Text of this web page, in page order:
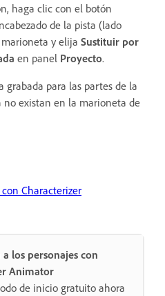
haga clic con el botón
de la pista (lado
y elija Sustituir por
en panel Proyecto.
para las partes de la
existan en la marioneta de
Characterizer
los personajes con
Animator
de inicio gratuito ahora